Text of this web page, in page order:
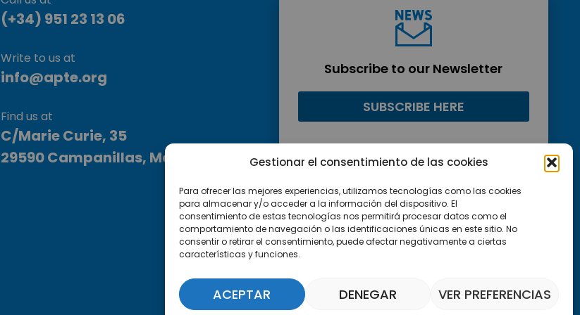
Gestionar el consentimiento de las cookies
Para ofrecer las mejores experiencias, utilizamos tecnologías como las cookies
para almacenar y/o acceder a la información del dispositivo. El
consentimiento de estas tecnologías nos permitirá procesar datos como el
comportamiento de navegación o las identificaciones únicas en este sitio. No
consentir o retirar el consentimiento, puede afectar negativamente a ciertas
características y funciones.
ACEPTAR DENEGAR VER PREFERENCIAS
(+34) 951 23 13 06
Write to us at
info@apte.org
Find us at
C/Marie Curie, 35
29590 Campanillas, Málaga
Subscribe to our Newsletter
SUBSCRIBE HERE